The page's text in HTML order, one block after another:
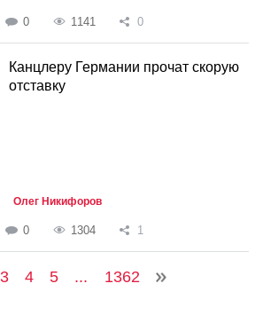
0 1141 0
Канцлеру Германии прочат скорую
отставку
Олег Никифоров
0 1304 1
3 4 5 ... 1362